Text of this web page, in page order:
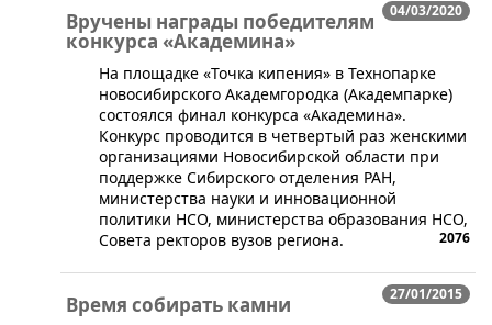
04/03/2020
Вручены награды победителям
конкурса «Академина»
​​На площадке «Точка кипения» в Технопарке
новосибирского Академгородка (Академпарке)
состоялся финал конкурса «Академина».
Конкурс проводится в четвертый раз женскими
организациями Новосибирской области при
поддержке Сибирского отделения РАН,
министерства науки и инновационной
политики НСО, министерства образования НСО,
Совета ректоров вузов региона.
2076
27/01/2015
Время собирать камни